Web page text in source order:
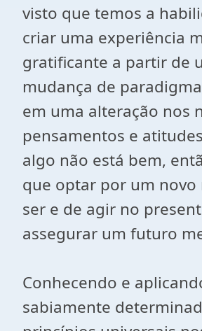
visto que temos a
criar uma experiência
gratificante a partir de
mudança de
em uma alteração nos
pensamentos e
algo não está bem,
que optar por um novo
ser e de agir no
assegurar um futuro
Conhecendo e
sabiamente